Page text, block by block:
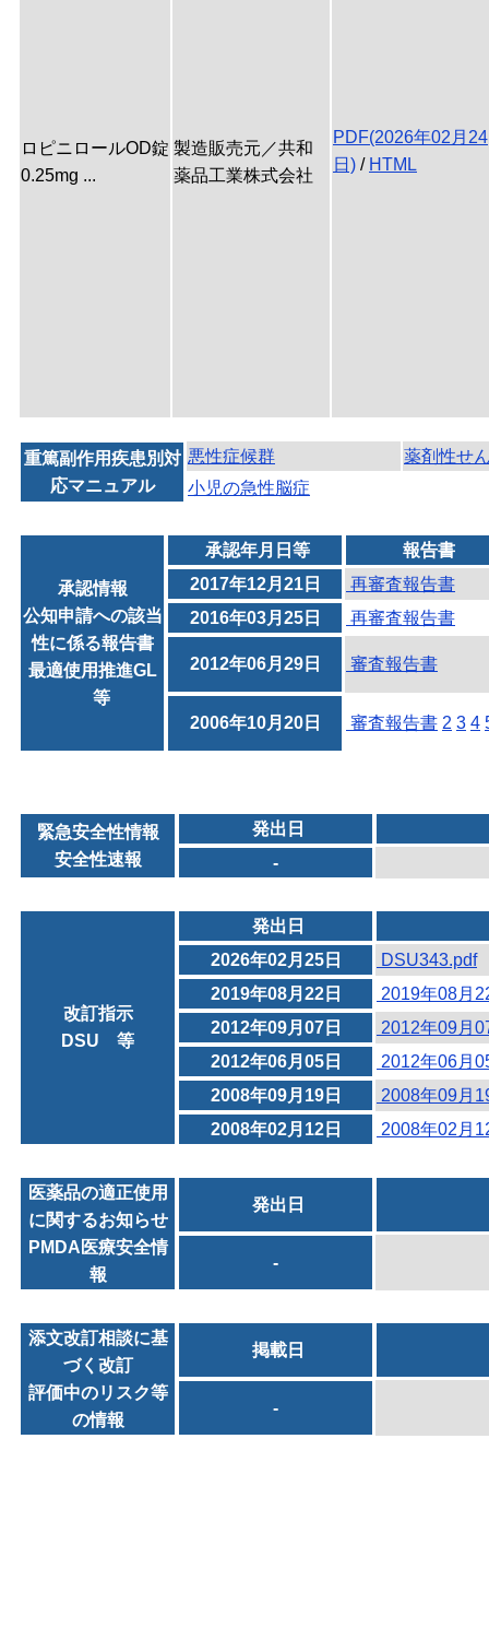
ロピニロールOD錠
0.25mg ...
製造販売元／共和
薬品工業株式会社
PDF(2026年02月24
日) / HTML
重篤副作用疾患別対
応マニュアル
悪性症候群
薬剤性せ
小児の急性脳症
承認情報
公知申請への該当
性に係る報告書
最適使用推進GL
等
承認年月日等
報告書
2017年12月21日
再審査報告書
2016年03月25日
再審査報告書
2012年06月29日 審査報告書
2006年10月20日 審査報告書 2 3 4
緊急安全性情報
安全性速報
発出日
-
改訂指示
DSU 等
発出日
2026年02月25日
DSU343.pdf
2019年08月22日
2019年08月
2012年09月07日
2012年09月
2012年06月05日
2012年06月
2008年09月19日
2008年09月
2008年02月12日
2008年02月
医薬品の適正使用
に関するお知らせ
PMDA医療安全情
報
発出日
-
添文改訂相談に基
づく改訂
評価中のリスク等
の情報
掲載日
-